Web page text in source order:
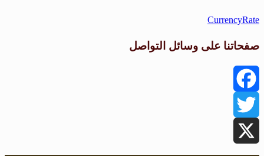
CurrencyRate
صفحاتنا على وسائل التواصل
Facebook
Twitter